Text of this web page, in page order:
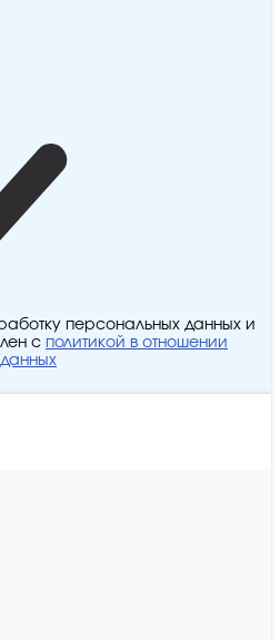
персональных данных и
с политикой в отношении